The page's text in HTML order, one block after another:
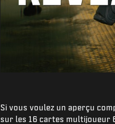
Si vous voulez un aperçu
sur les 16 cartes multijoueur